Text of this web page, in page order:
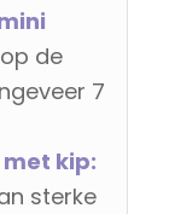
de
7
kip:
sterke